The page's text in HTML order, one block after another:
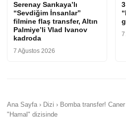
Serenay Sarıkaya’lı
“Sevdiğim İnsanlar”
filmine flaş transfer, Altın
Palmiye’li Vlad Ivanov
kadroda
7 Ağustos 2026
7
Ana Sayfa › Dizi › Bomba transfer!
"Hamal" dizisinde